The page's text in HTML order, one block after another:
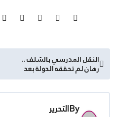
تصفّح
المقالات
النقل المدرسي بالشلف ..
رهان لم تحققه الدولة بعد
Byالتحرير